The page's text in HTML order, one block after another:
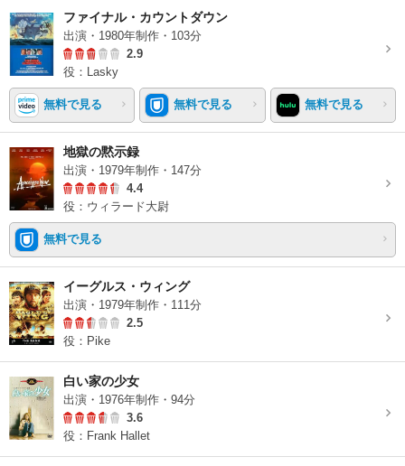
ファイナル・カウントダウン
出演・1980年制作・103分
2.9
役：Lasky
無料で見る 無料で見る 無料で見る
地獄の黙示録
出演・1979年制作・147分
4.4
役：ウィラード大尉
無料で見る
イーグルス・ウィング
出演・1979年制作・111分
2.5
役：Pike
白い家の少女
出演・1976年制作・94分
3.6
役：Frank Hallet